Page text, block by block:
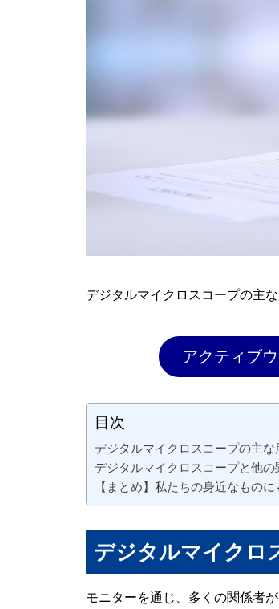
デジタルマイクロスコープの主
アクティブ
目次
デジタルマイクロスコープの主な
デジタルマイクロスコープと他の
【まとめ】私たちの身近なもの
デジタルマイクロ
モニターを通じ、多くの関係者